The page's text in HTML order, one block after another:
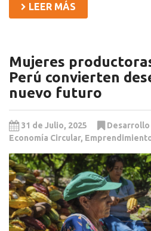
LEER MÁS
Mujeres
Perú convierten
nuevo futuro
31 de Julio, 2025
Economía Circular,